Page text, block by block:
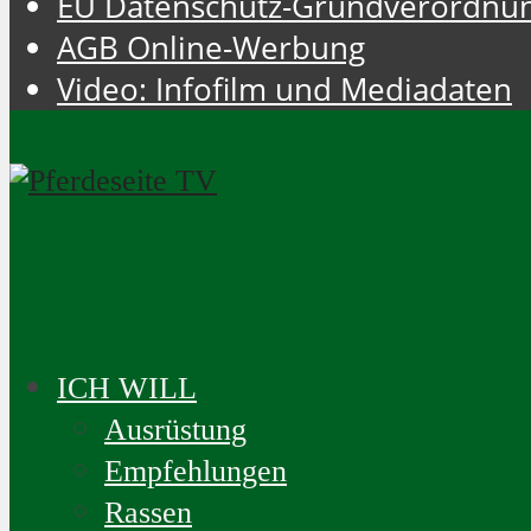
AGB Online-Werbung
Video: Infofilm und Mediadaten
ICH WILL
Ausrüstung
Empfehlungen
Rassen